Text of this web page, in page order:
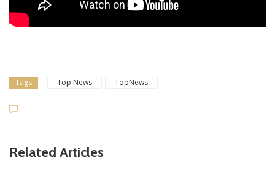
Tags Top News TopNews
Related Articles